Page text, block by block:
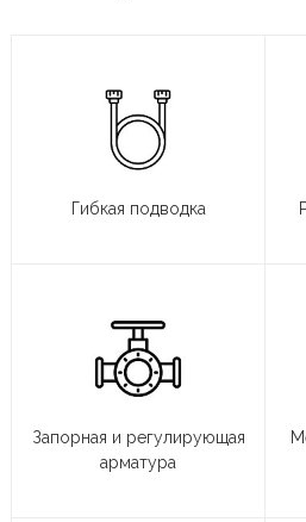
Гибкая подводка
Запорная и регулирующая
арматура